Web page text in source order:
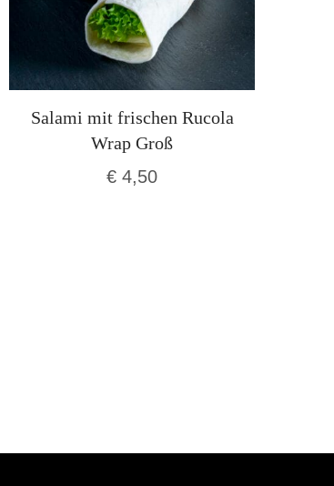
Salami mit frischen Rucola
Wrap Groß
€ 4,50